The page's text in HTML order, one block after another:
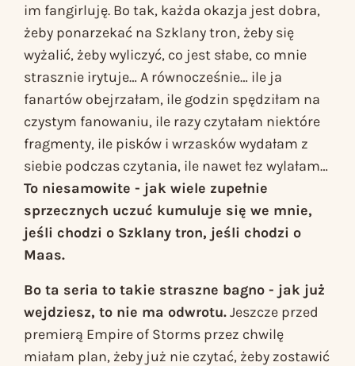
im fangirluję. Bo tak, każda okazja jest dobra,
żeby ponarzekać na Szklany tron, żeby się
wyżalić, żeby wyliczyć, co jest słabe, co mnie
strasznie irytuje… A równocześnie… ile ja
fanartów obejrzałam, ile godzin spędziłam na
czystym fanowaniu, ile razy czytałam niektóre
fragmenty, ile pisków i wrzasków wydałam z
siebie podczas czytania, ile nawet łez wylałam…
To niesamowite - jak wiele zupełnie
sprzecznych uczuć kumuluje się we mnie,
jeśli chodzi o Szklany tron, jeśli chodzi o
Maas.
Bo ta seria to takie straszne bagno - jak już
wejdziesz, to nie ma odwrotu.Jeszcze przed
premierą Empire of Storms przez chwilę
miałam plan, żeby już nie czytać, żeby zostawić